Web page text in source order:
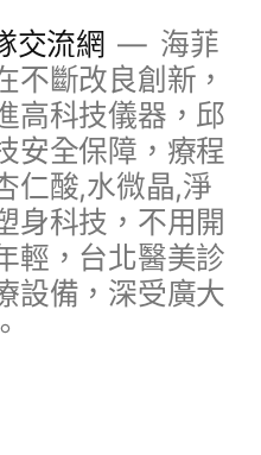
交流網
海菲
不斷改良創新，
高科技儀器，邱
安全保障，療程
仁酸,水微晶,淨
身科技，不用開
輕，台北醫美診
設備，深受廣大